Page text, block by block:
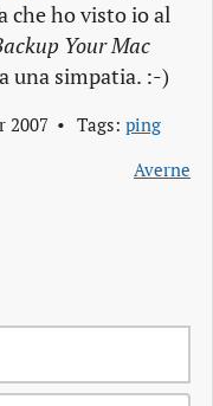
che ho visto io al
Your Mac
una simpatia. :-)
2007 Tags: ping
Averne